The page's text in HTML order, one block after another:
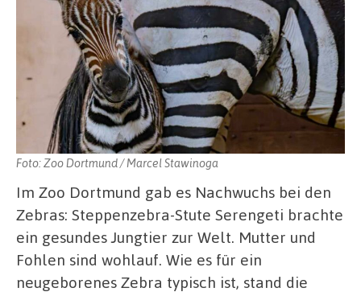
Foto: Zoo Dortmund / Marcel Stawinoga
Im Zoo Dortmund gab es Nachwuchs bei den
Zebras: Steppenzebra-Stute Serengeti brachte
ein gesundes Jungtier zur Welt. Mutter und
Fohlen sind wohlauf. Wie es für ein
neugeborenes Zebra typisch ist, stand die